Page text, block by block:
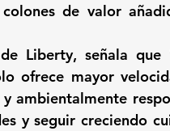
de valor
Liberty, señala
ofrece mayor
ambientalmente
y seguir creciendo